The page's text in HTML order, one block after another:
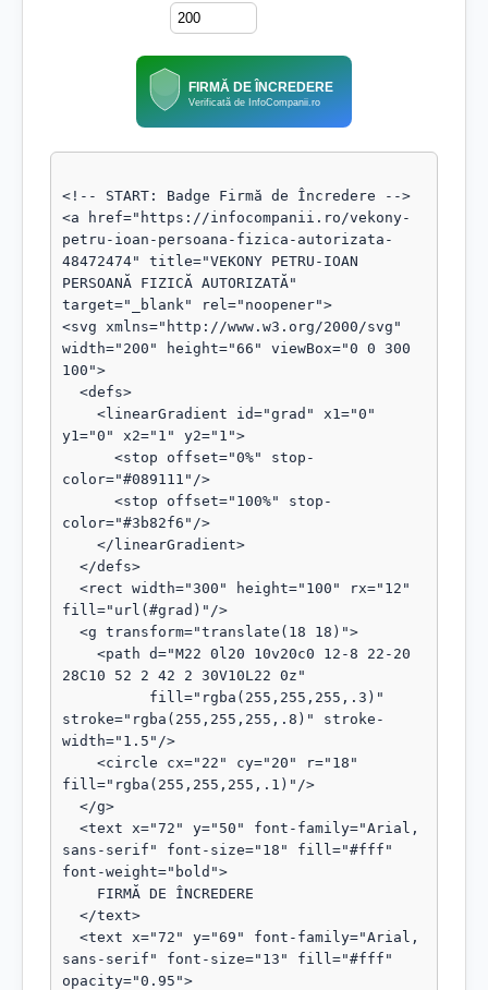
FIRMĂ DE ÎNCREDERE
Verificată de InfoCompanii.ro
<!-- START: Badge Firmă de Încredere -->
<a href="https://infocompanii.ro/vekony-
petru-ioan-persoana-fizica-autorizata-
48472474" title="VEKONY PETRU-IOAN
PERSOANĂ FIZICĂ AUTORIZATĂ"
target="_blank" rel="noopener">
<svg xmlns="http://www.w3.org/2000/svg"
width="200" height="66" viewBox="0 0 300
100">
y1="0" x2="1" y2="1">
color="#089111"/>
color="#3b82f6"/>
fill="url(#grad)"/>
28C10 52 2 42 2 30V10L22 0z"
stroke="rgba(255,255,255,.8)" stroke-
width="1.5"/>
fill="rgba(255,255,255,.1)"/>
sans-serif" font-size="18" fill="#fff"
font-weight="bold">
sans-serif" font-size="13" fill="#fff"
opacity="0.95">